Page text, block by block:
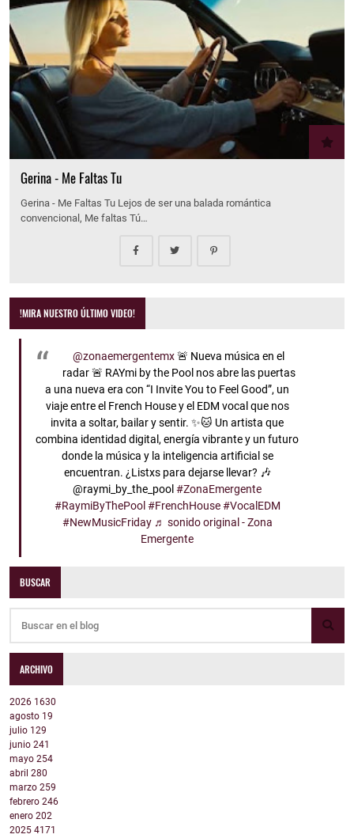
Gerina - Me Faltas Tu
Gerina - Me Faltas Tu Lejos de ser una balada romántica
convencional, Me faltas Tú…
!MIRA NUESTRO ÚLTIMO VIDEO!
@zonaemergentemx🚨 Nueva música en el
radar 🚨 RAYmi by the Pool nos abre las puertas
a una nueva era con “I Invite You to Feel Good”, un
viaje entre el French House y el EDM vocal que nos
invita a soltar, bailar y sentir. ✨🐱 Un artista que
combina identidad digital, energía vibrante y un futuro
donde la música y la inteligencia artificial se
encuentran. ¿Listxs para dejarse llevar? 🎶
@raymi_by_the_pool #ZonaEmergente
#RaymiByThePool #FrenchHouse #VocalEDM
#NewMusicFriday ♬ sonido original - Zona
Emergente
BUSCAR
ARCHIVO
2026 1630
agosto 19
julio 129
junio 241
mayo 254
abril 280
marzo 259
febrero 246
enero 202
2025 4171